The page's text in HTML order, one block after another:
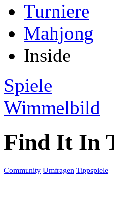
Turniere
Mahjong
Inside
Spiele
Wimmelbild
Find It In
Community Umfragen Tippspiele